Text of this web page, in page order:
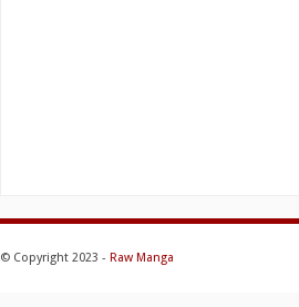
© Copyright 2023 - Raw Manga